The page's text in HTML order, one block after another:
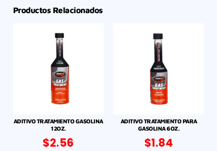
Productos Relacionados
ADITIVO TRATAMIENTO GASOLINA
12OZ.
$2.56
ADITIVO TRATAMIENTO PARA
GASOLINA 6OZ.
$1.84